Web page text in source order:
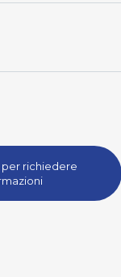
richiedere